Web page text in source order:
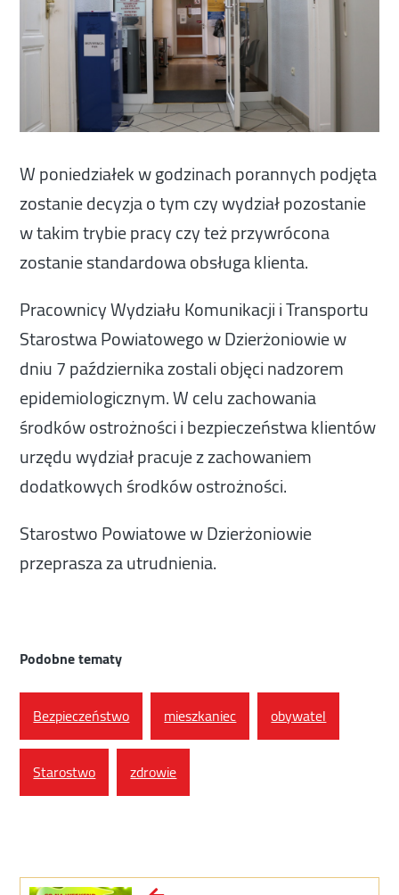
W poniedziałek w godzinach porannych podjęta
zostanie decyzja o tym czy wydział pozostanie
w takim trybie pracy czy też przywrócona
zostanie standardowa obsługa klienta.
Pracownicy Wydziału Komunikacji i Transportu
Starostwa Powiatowego w Dzierżoniowie w
dniu 7 października zostali objęci nadzorem
epidemiologicznym. W celu zachowania
środków ostrożności i bezpieczeństwa klientów
urzędu wydział pracuje z zachowaniem
dodatkowych środków ostrożności.
Starostwo Powiatowe w Dzierżoniowie
przeprasza za utrudnienia.
Podobne tematy
Bezpieczeństwo mieszkaniec obywatel
Starostwo zdrowie